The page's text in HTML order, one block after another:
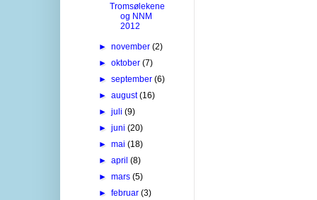
Tromsølekene
og NNM
2012
►november(2)
►oktober(7)
►september(6)
►august(16)
►juli(9)
►juni(20)
►mai(18)
►april(8)
►mars(5)
►februar(3)